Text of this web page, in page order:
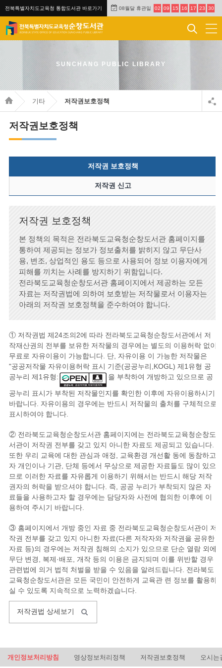
전북특별자치도교육청 통합도서관 바로가기 08월달 휴관일 02 09 15 16 17 23 30
SUNCHANG PUBLIC LIBRARY
기타 저작권보호정책
저작권보호정책
저작권 보호정책
저작권 신고
저작권 보호정책
본 정책의 목적은 전라북도교육청순창도서관 홈페이지를
통하여 제공되는 정보가 정보출처를 밝히지 않고 무단사
용, 변조, 상업적인 용도 등으로 사용되어 정보 이용자에게
피해를 끼치는 사례를 방지하기 위함입니다.
전라북도교육청순창도서관 홈페이지에서 제공하는 모든
자료는 저작권법에 의하여 보호받는 저작물로서 이용자는
아래의 저작권 보호정책을 준수하여야 합니다.
① 저작권법 제24조의2에 따라 전라북도교육청순창도서관에서 저
작재산권의 전부를 보유한 저작물의 경우에는 별도의 이용허락 없이
무료로 자유이용이 가능합니다. 단, 자유이용 이 가능한 저작물은
"공공저작물 자유이용허락 표시 기준(공공누리,KOGL) 제1유형 공
공누리 제1유형:
을 부착하여 개방하고 있으므로 공
공누리 표시가 부착된 저작물인지를 확인한 이후에 자유이용하시기
바랍니다. 자유이용의 경우에는 반드시 저작물의 출처를 구체적으로
표시하여야 합니다.
② 전라북도교육청순창도서관 홈페이지에는 전라북도교육청순창도
서관이 저작권 전부를 갖고 있지 아니한 자료도 제공되고 있습니다.
또한 우리 교육에 대한 관심과 애정, 교육환경 개선활 동에 동참하고
자 개인이나 기관, 단체 등에서 무상으로 제공한 자료들도 많이 있으
므로 이러한 자료를 자유롭게 이용하기 위해서는 반드시 해당 저작
권자의 허락을 받으셔야 합니다. 즉, 공공 누리가 부착되지 않은 자
료들을 사용하고자 할 경우에는 담당자와 사전에 협의한 이후에 이
용하여 주시기 바랍니다.
③ 홈페이지에서 개방 중인 자료 중 전라북도교육청순창도서관이 저
작권 전부를 갖고 있지 아니한 자료(다른 저작자와 저작권을 공유한
자료 등)의 경우에는 저작권 침해의 소지가 있으므로 단순 열람 외에
무단 변경, 복제·배포, 개작 등의 이용은 금지되며 이를 위반할 경우
관련법에 의거 법적 처벌을 받을 수 있음을 알려드립니다. 전라북도
교육청순창도서관은 모든 국민이 안전하게 교육관 련 정보를 활용하
실 수 있도록 지속적으로 노력하겠습니다.
저작권법 상세보기
개인정보처리방침 영상정보처리정책 저작권보호정책 오시는